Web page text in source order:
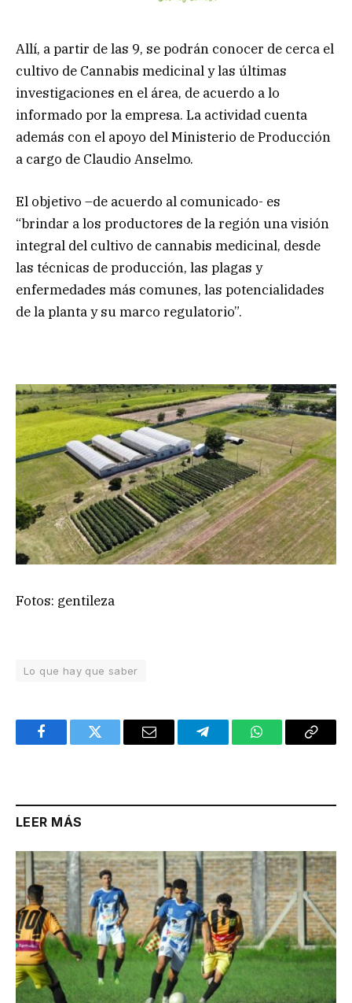
Allí, a partir de las 9, se podrán conocer de cerca el
cultivo de Cannabis medicinal y las últimas
investigaciones en el área, de acuerdo a lo
informado por la empresa. La actividad cuenta
además con el apoyo del Ministerio de Producción
a cargo de Claudio Anselmo.
El objetivo –de acuerdo al comunicado- es
“brindar a los productores de la región una visión
integral del cultivo de cannabis medicinal, desde
las técnicas de producción, las plagas y
enfermedades más comunes, las potencialidades
de la planta y su marco regulatorio”.
Fotos: gentileza
Lo que hay que saber
FacebookTwitter Email TelegramWhatsAppCopy
LEER MÁS